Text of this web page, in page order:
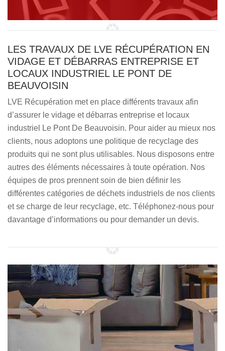
LES TRAVAUX DE LVE RÉCUPÉRATION EN
VIDAGE ET DÉBARRAS ENTREPRISE ET
LOCAUX INDUSTRIEL LE PONT DE
BEAUVOISIN
LVE Récupération met en place différents travaux afin
d’assurer le vidage et débarras entreprise et locaux
industriel Le Pont De Beauvoisin. Pour aider au mieux nos
clients, nous adoptons une politique de recyclage des
produits qui ne sont plus utilisables. Nous disposons entre
autres des éléments nécessaires à toute opération. Nos
équipes de pros prennent soin de bien définir les
différentes catégories de déchets industriels de nos clients
et se charge de leur recyclage, etc. Téléphonez-nous pour
davantage d’informations ou pour demander un devis.